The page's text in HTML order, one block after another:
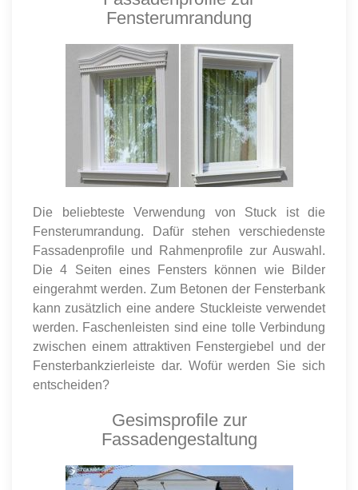
Fensterumrandung
Die beliebteste Verwendung von Stuck ist die
Fensterumrandung. Dafür stehen verschiedenste
Fassadenprofile und Rahmenprofile zur Auswahl.
Die 4 Seiten eines Fensters können wie Bilder
eingerahmt werden. Zum Betonen der Fensterbank
kann zusätzlich eine andere Stuckleiste verwendet
werden. Faschenleisten sind eine tolle Verbindung
zwischen einem attraktiven Fenstergiebel und der
Fensterbankzierleiste dar. Wofür werden Sie sich
entscheiden?
Gesimsprofile zur
Fassadengestaltung